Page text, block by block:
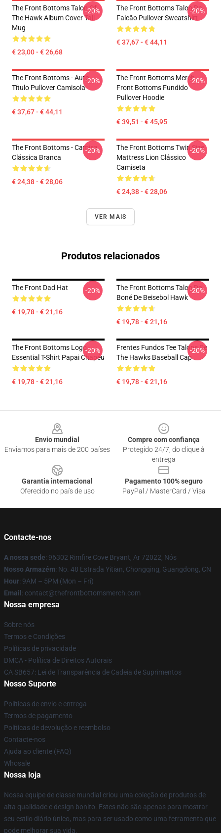
The Front Bottoms Talon Of
The Hawk Album Cover Tall
Mug
€ 23,00 - € 26,68
-20%
The Front Bottoms Talon Do
Falcão Pullover Sweatshirt
€ 37,67 - € 44,11
-20%
The Front Bottoms - Auto
Título Pullover Camisola
€ 37,67 - € 44,11
-20%
The Front Bottoms Merch
Front Bottoms Fundido
Pullover Hoodie
€ 39,51 - € 45,95
-20%
The Front Bottoms - Camisa
Clássica Branca
€ 24,38 - € 28,06
-20%
The Front Bottoms Twin Size
Mattress Lion Clássico
Camiseta
€ 24,38 - € 28,06
-20%
VER MAIS
Produtos relacionados
The Front Dad Hat
€ 19,78 - € 21,16
-20%
The Front Bottoms Talon Do
Boné De Beisebol Hawk
€ 19,78 - € 21,16
-20%
The Front Bottoms Logo
Essential T-Shirt Papai Chapéu
€ 19,78 - € 21,16
-20%
Frentes Fundos Tee Talons De
The Hawks Baseball Cap
€ 19,78 - € 21,16
-20%
Envio mundial
Enviamos para mais de 200 países
Compre com confiança
Protegido 24/7, do clique à
entrega
Garantia internacional
Oferecido no país de uso
Pagamento 100% seguro
PayPal / MasterCard / Visa
Contacte-nos
A nossa sede: 96302 Rimfire Cove Bryant, Ar 72022, Nós
Nosso Armazém: No. 48 Estrada Yitian, Chongqing, Guangdong, CN
Hour: 9AM – 5PM (Mon – Fri)
Email : contact@thefrontbottomsmerch.com
Nossa empresa
Sobre nós
Termos e Condições
Políticas de privacidade
DMCA - Política de Direitos Autorais
CA SB657: Lei de Transparência de Cadeia de Suprimentos
Nosso Suporte
Políticas de envio e entrega
Termos de pagamento
Políticas de devolução e reembolso
Contacte-nos
Ajuda ao cliente (FAQ)
Whosale
Nossa loja
Nossa equipe de classe mundial criou uma coleção de produtos de
alta qualidade e design bonito. Estes não são apenas para mostrar
seu estilo diário único, mas para ser usado como uma ferramenta que
pode melhorar sua vida.